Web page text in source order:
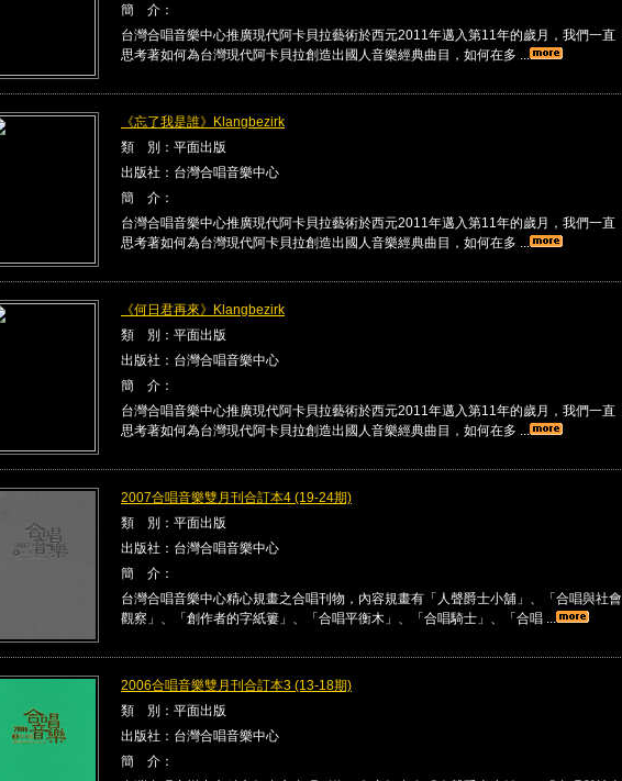
簡 介：
台灣合唱音樂中心推廣現代阿卡貝拉藝術於西元2011年邁入第11年的歲月，我們一直
思考著如何為台灣現代阿卡貝拉創造出國人音樂經典曲目，如何在多 ...
《忘了我是誰》Klangbezirk
類 別：平面出版
出版社：台灣合唱音樂中心
簡 介：
台灣合唱音樂中心推廣現代阿卡貝拉藝術於西元2011年邁入第11年的歲月，我們一直
思考著如何為台灣現代阿卡貝拉創造出國人音樂經典曲目，如何在多 ...
《何日君再來》Klangbezirk
類 別：平面出版
出版社：台灣合唱音樂中心
簡 介：
台灣合唱音樂中心推廣現代阿卡貝拉藝術於西元2011年邁入第11年的歲月，我們一直
思考著如何為台灣現代阿卡貝拉創造出國人音樂經典曲目，如何在多 ...
2007合唱音樂雙月刊合訂本4 (19-24期)
類 別：平面出版
出版社：台灣合唱音樂中心
簡 介：
台灣合唱音樂中心精心規畫之合唱刊物，內容規畫有「人聲爵士小舖」、「合唱與社會
觀察」、「創作者的字紙簍」、「合唱平衡木」、「合唱騎士」、「合唱 ...
2006合唱音樂雙月刊合訂本3 (13-18期)
類 別：平面出版
出版社：台灣合唱音樂中心
簡 介：